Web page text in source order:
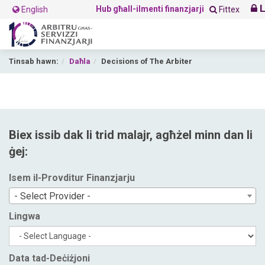
English Hub għall-ilmenti finanzjarji Fittex
Tinsab hawn: Daħla Decisions of The Arbiter
Biex issib dak li trid malajr, agħżel minn dan li
ġej:
Isem il-Provditur Finanzjarju
- Select Provider -
Lingwa
Data tad-Deċiżjoni